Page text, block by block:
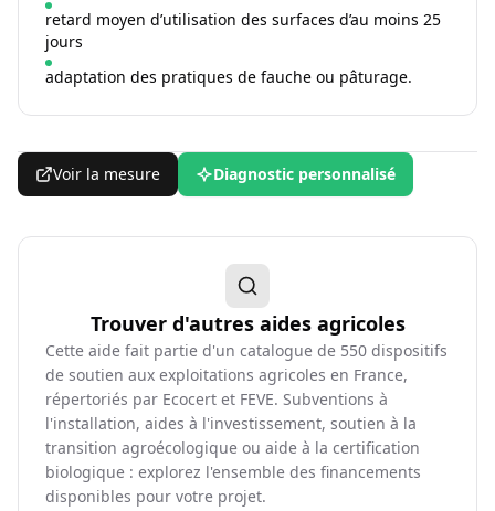
retard moyen d’utilisation des surfaces d’au moins 25
jours
adaptation des pratiques de fauche ou pâturage.
Voir la mesure Diagnostic personnalisé
Trouver d'autres aides agricoles
Cette aide fait partie d'un catalogue de 550 dispositifs
de soutien aux exploitations agricoles en France,
répertoriés par Ecocert et FEVE. Subventions à
l'installation, aides à l'investissement, soutien à la
transition agroécologique ou aide à la certification
biologique : explorez l'ensemble des financements
disponibles pour votre projet.